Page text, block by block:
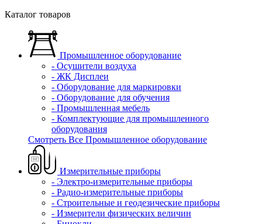
Каталог товаров
Промышленное оборудование
- Осушители воздуха
- ЖК Дисплеи
- Оборудование для маркировки
- Оборудование для обучения
- Промышленная мебель
- Комплектующие для промышленного
оборудования
Смотреть Все Промышленное оборудование
Измерительные приборы
- Электро-измерительные приборы
- Радио-измерительные приборы
- Строительные и геодезические приборы
- Измерители физических величин